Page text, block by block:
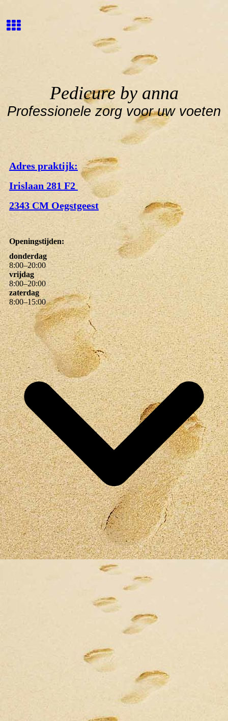
Pedicure by anna
Professionele zorg voor uw voeten
Adres praktijk:
Irislaan 281 F2
2343 CM Oegstgeest
Openingstijden:
donderdag
8:00–20:00
vrijdag
8:00–20:00
zaterdag
8:00–15:00